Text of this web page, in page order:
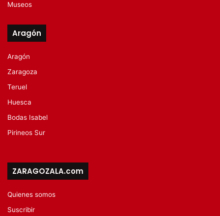
Museos
Aragón
Aragón
Zaragoza
Teruel
Huesca
Bodas Isabel
Pirineos Sur
ZARAGOZALA.com
Quienes somos
Suscribir